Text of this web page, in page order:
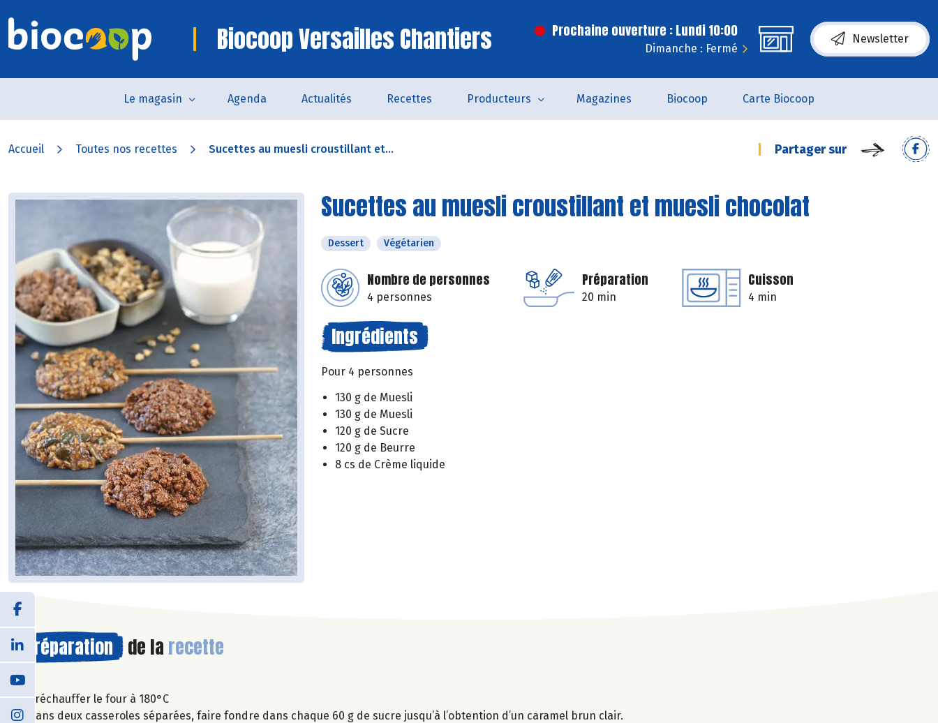
Biocoop Versailles Chantiers Prochaine ouverture : Lundi 10:00
Dimanche : Fermé
Newsletter
Le magasin Agenda Actualités Recettes Producteurs Magazines Biocoop Carte Biocoop
Accueil Toutes nos recettes Sucettes au muesli croustillant et... Partager sur
Sucettes au muesli croustillant et muesli chocolat
Dessert Végétarien
Nombre de personnes
4 personnes
Préparation
20 min
Cuisson
4 min
Ingrédients
Pour 4 personnes
130 g de Muesli
130 g de Muesli
120 g de Sucre
120 g de Beurre
8 cs de Crème liquide
Préparation de la recette
Préchauffer le four à 180°C
Dans deux casseroles séparées, faire fondre dans chaque 60 g de sucre jusqu’à l’obtention d’un caramel brun clair.